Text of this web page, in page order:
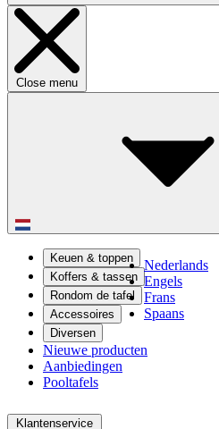
Close menu
Nederlands
Engels
Frans
Spaans
Keuen & toppen
Koffers & tassen
Rondom de tafel
Accessoires
Diversen
Nieuwe producten
Aanbiedingen
Pooltafels
Klantenservice